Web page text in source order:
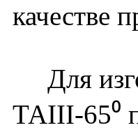
качестве
Для
ТАIII-65⁰